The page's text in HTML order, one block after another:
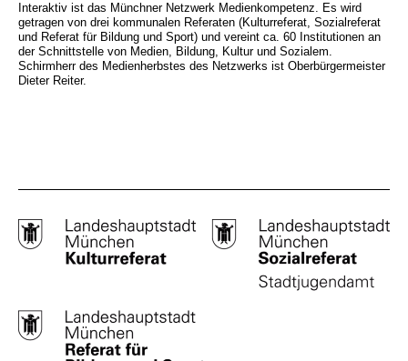
Interaktiv ist das Münchner Netzwerk Medienkompetenz. Es wird
getragen von drei kommunalen Referaten (Kulturreferat, Sozialreferat
und Referat für Bildung und Sport) und vereint ca. 60 Institutionen an
der Schnittstelle von Medien, Bildung, Kultur und Sozialem.
Schirmherr des Medienherbstes des Netzwerks ist Oberbürgermeister
Dieter Reiter.